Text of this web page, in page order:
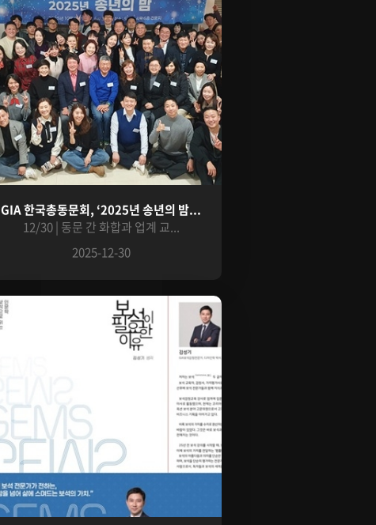
GIA 한국총동문회, ‘2025년 송년의 밤...
12/30 | 동문 간 화합과 업계 교...
2025-12-30